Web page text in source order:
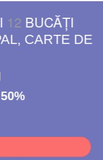
12 BUCĂŢI
CARTE DE
50%